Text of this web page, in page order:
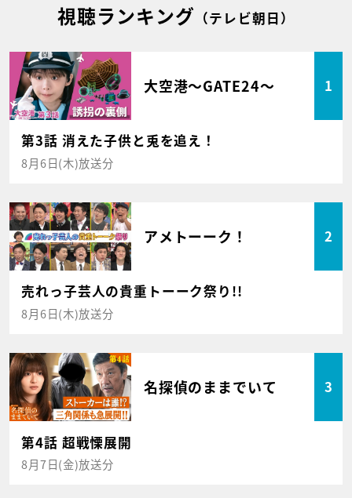
視聴ランキング （テレビ朝日）
大空港～GATE24～ 1
第3話 消えた子供と兎を追え！
8月6日(木)放送分
アメトーーク！ 2
売れっ子芸人の貴重トーーク祭り!!
8月6日(木)放送分
名探偵のままでいて 3
第4話 超戦慄展開
8月7日(金)放送分